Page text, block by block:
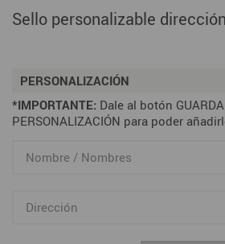
Sello personalizable
PERSONALIZACIÓN
*IMPORTANTE: Dale al botón
PERSONALIZACIÓN para poder